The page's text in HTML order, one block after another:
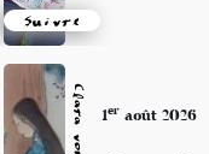
Suivre
Clara von W 1eraoût 2026